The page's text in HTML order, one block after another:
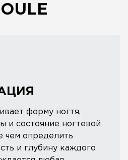
форму ногтя,
и состояние ногтевой
чем определить
и глубину каждого